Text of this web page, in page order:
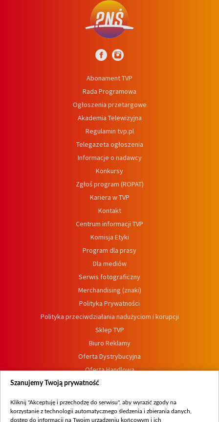
Abonament TVP
Rada Programowa
Ogłoszenia przetargowe
Akademia Telewizyjna
Regulamin tvp.pl
Telegazeta ogłoszenia
Informacje o nadawcy
Konkursy
Zgłoś program (ROPAT)
Kariera w TVP
Kontakt
Centrum informacji TVP
Komisja Etyki
Program dla prasy
Dla mediów
Serwis fotograficzny
Merchandising (znaki)
Polityka Prywatności
Polityka przeciwdziałania nadużyciom i korupcji
Sklep TVP
Biuro Reklamy
Oferta Dystrybucyjna
Oferta Handlowa
Dostępność
Procedura zgłoszeń wewnętrznych
Szanujemy Twoją prywatność
Kliknij "Akceptuję i przechodzę do serwisu", aby wyrazić zgody na
korzystanie z technologii automatycznego śledzenia i zbierania danych,
dostęp do informacji na Twoim urządzeniu końcowym i ich